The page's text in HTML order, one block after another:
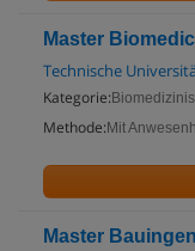
Master
Technische
Kategorie:
Methode: Mit
Master